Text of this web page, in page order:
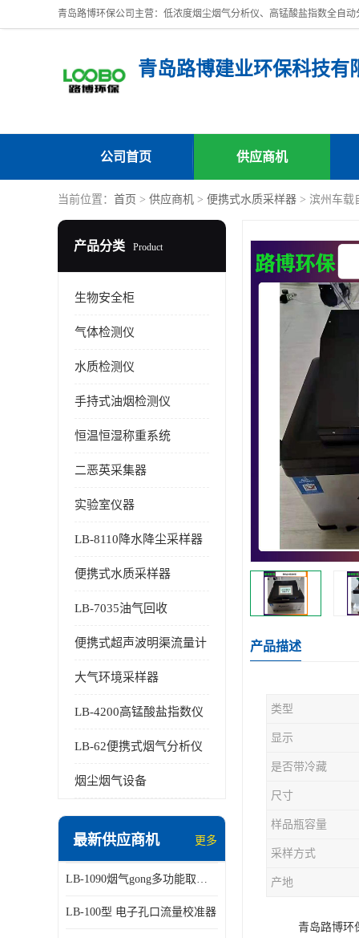
青岛路博建业环保科技有
公司首页 供应商机
当前位置： 首页 > 供应商机 > 便携式水质采样器 > 滨州车载
产品分类 Product
生物安全柜
气体检测仪
水质检测仪
手持式油烟检测仪
恒温恒湿称重系统
二恶英采集器
实验室仪器
LB-8110降水降尘采样器
便携式水质采样器
LB-7035油气回收
便携式超声波明渠流量计
大气环境采样器
LB-4200高锰酸盐指数仪
LB-62便携式烟气分析仪
烟尘烟气设备
最新供应商机 更多
LB-1090烟气gong多功能取样管
LB-100型 电子孔口流量校准器
产品描述
类型
显示
是否带冷藏
尺寸
样品瓶容量
采样方式
产地
青岛路博环